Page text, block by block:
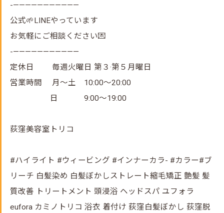
-———————————
公式🌱LINEやっています
お気軽にご相談ください💌
-———————————
定休日 毎週火曜日 第３·第５月曜日
営業時間 月～土 10:00～20:00
日 9:00～19:00
荻窪美容室トリコ
#ハイライト #ウィービング #インナーカラ- #カラー#ブ
リーチ 白髪染め 白髪ぼかしストレート縮毛矯正 艶髪 髪
質改善 トリートメント 頭浸浴 ヘッドスパ ユフォラ
eufora カミノトリコ 浴衣 着付け 荻窪白髪ぼかし 荻窪脱